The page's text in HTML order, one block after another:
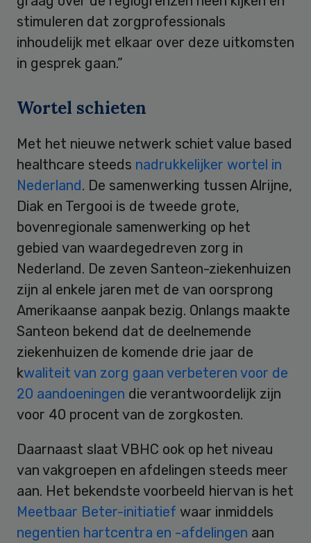
stimuleren dat zorgprofessionals
inhoudelijk met elkaar over deze uitkomsten
in gesprek gaan.”
Wortel schieten
Met het nieuwe netwerk schiet value based
healthcare steeds nadrukkelijker wortel in
Nederland. De samenwerking tussen Alrijne,
Diak en Tergooi is de tweede grote,
bovenregionale samenwerking op het
gebied van waardegedreven zorg in
Nederland. De zeven Santeon-ziekenhuizen
zijn al enkele jaren met de van oorsprong
Amerikaanse aanpak bezig. Onlangs maakte
Santeon bekend dat de deelnemende
ziekenhuizen de komende drie jaar de
kwaliteit van zorg gaan verbeteren voor de
20 aandoeningen die verantwoordelijk zijn
voor 40 procent van de zorgkosten.
Daarnaast slaat VBHC ook op het niveau
van vakgroepen en afdelingen steeds meer
aan. Het bekendste voorbeeld hiervan is het
Meetbaar Beter-initiatief waar inmiddels
negentien hartcentra en -afdelingen aan